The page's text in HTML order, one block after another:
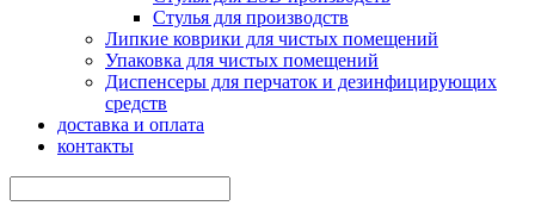
Стулья для производств
Липкие коврики для чистых помещений
Упаковка для чистых помещений
Диспенсеры для перчаток и дезинфицирующих
средств
доставка и оплата
контакты